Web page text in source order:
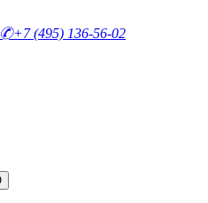
✆+7 (495) 136-56-02